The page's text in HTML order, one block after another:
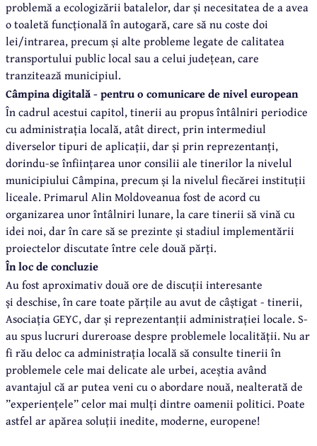
problemă a ecologizării batalelor, dar și necesitatea de a avea
o toaletă funcțională în autogară, care să nu coste doi
lei/intrarea, precum și alte probleme legate de calitatea
transportului public local sau a celui județean, care
tranzitează municipiul.
Câmpina digitală - pentru o comunicare de nivel european
În cadrul acestui capitol, tinerii au propus întâlniri periodice
cu administrația locală, atât direct, prin intermediul
diverselor tipuri de aplicații, dar și prin reprezentanți,
dorindu-se înființarea unor consilii ale tinerilor la nivelul
municipiului Câmpina, precum și la nivelul fiecărei instituții
liceale. Primarul Alin Moldoveanua fost de acord cu
organizarea unor întâlniri lunare, la care tinerii să vină cu
idei noi, dar în care să se prezinte și stadiul implementării
proiectelor discutate între cele două părți.
În loc de concluzie
Au fost aproximativ două ore de discuții interesante
și deschise, în care toate părțile au avut de câștigat - tinerii,
Asociația GEYC, dar și reprezentanții administrației locale. S-
au spus lucruri dureroase despre problemele localității. Nu ar
fi rău deloc ca administrația locală să consulte tinerii în
problemele cele mai delicate ale urbei, aceștia având
avantajul că ar putea veni cu o abordare nouă, nealterată de
”experiențele” celor mai mulți dintre oamenii politici. Poate
astfel ar apărea soluții inedite, moderne, europene!